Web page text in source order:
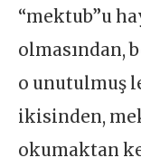
“mektub”u
olmasından,
o unutulmuş
ikisinden,
okumaktan